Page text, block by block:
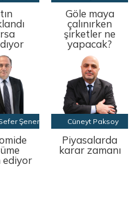
Göle maya
çalınırken
şirketler ne
yapacak?
Şener
ediyor
Cüneyt Paksoy
Piyasalarda
karar zamanı